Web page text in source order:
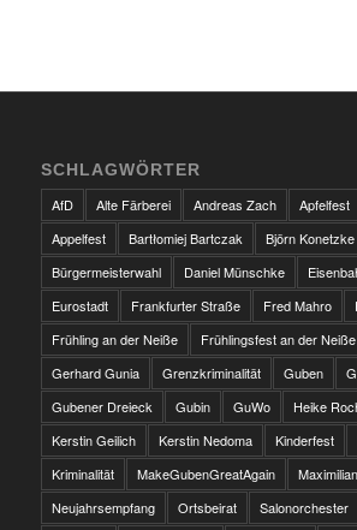
SCHLAGWÖRTER
AfD
Alte Färberei Andreas Zach Apfelfest
Appelfest
Bartłomiej Bartczak
Björn Konetzke
Bürgermeisterwahl
Daniel Münschke
Eurostadt
Frankfurter Straße Fred Mahro
Frühling an der Neiße
Frühlingsfest an der
Gerhard Gunia
Grenzkriminalität Guben
Gubener Dreieck
Gubin GuWo Heike
Kerstin Geilich
Kerstin Nedoma Kinderfest
Kriminalität
MakeGubenGreatAgain
Neujahrsempfang
Ortsbeirat Salonorchester